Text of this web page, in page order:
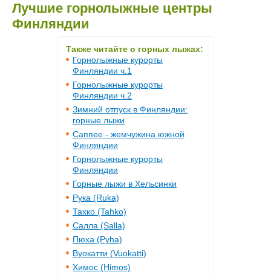
Лучшие горнолыжные центры
Финляндии
Также читайте о горных лыжах:
Горнолыжные курорты
Финляндии ч.1
Горнолыжные курорты
Финляндии ч.2
Зимний отпуск в Финляндии:
горные лыжи
Саппее - жемчужина южной
Финляндии
Горнолыжные курорты
Финляндии
Горные лыжи в Хельсинки
Рука (Ruka)
Тахко (Tahko)
Салла (Salla)
Пюха (Pyha)
Вуокатти (Vuokatti)
Химос (Himos)